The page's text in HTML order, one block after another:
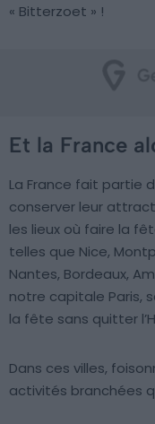
« Bitterzoet » !
Et la France
La France fait partie
conserver leur
les lieux où faire la
telles que Nice,
Nantes, Bordeaux,
notre capitale Paris,
la fête sans quitter
Dans ces villes,
activités branchées